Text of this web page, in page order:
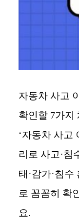
자동차 사고
확인할 7가지
‘자동차 사고
리로 사고·침
태·감가·침
로 꼼꼼히 확
요.